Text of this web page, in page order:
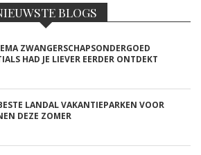
BLOGS
ZWANGERSCHAPSONDERGOED
HAD JE LIEVER EERDER ONTDEKT
LANDAL VAKANTIEPARKEN VOOR
DEZE ZOMER